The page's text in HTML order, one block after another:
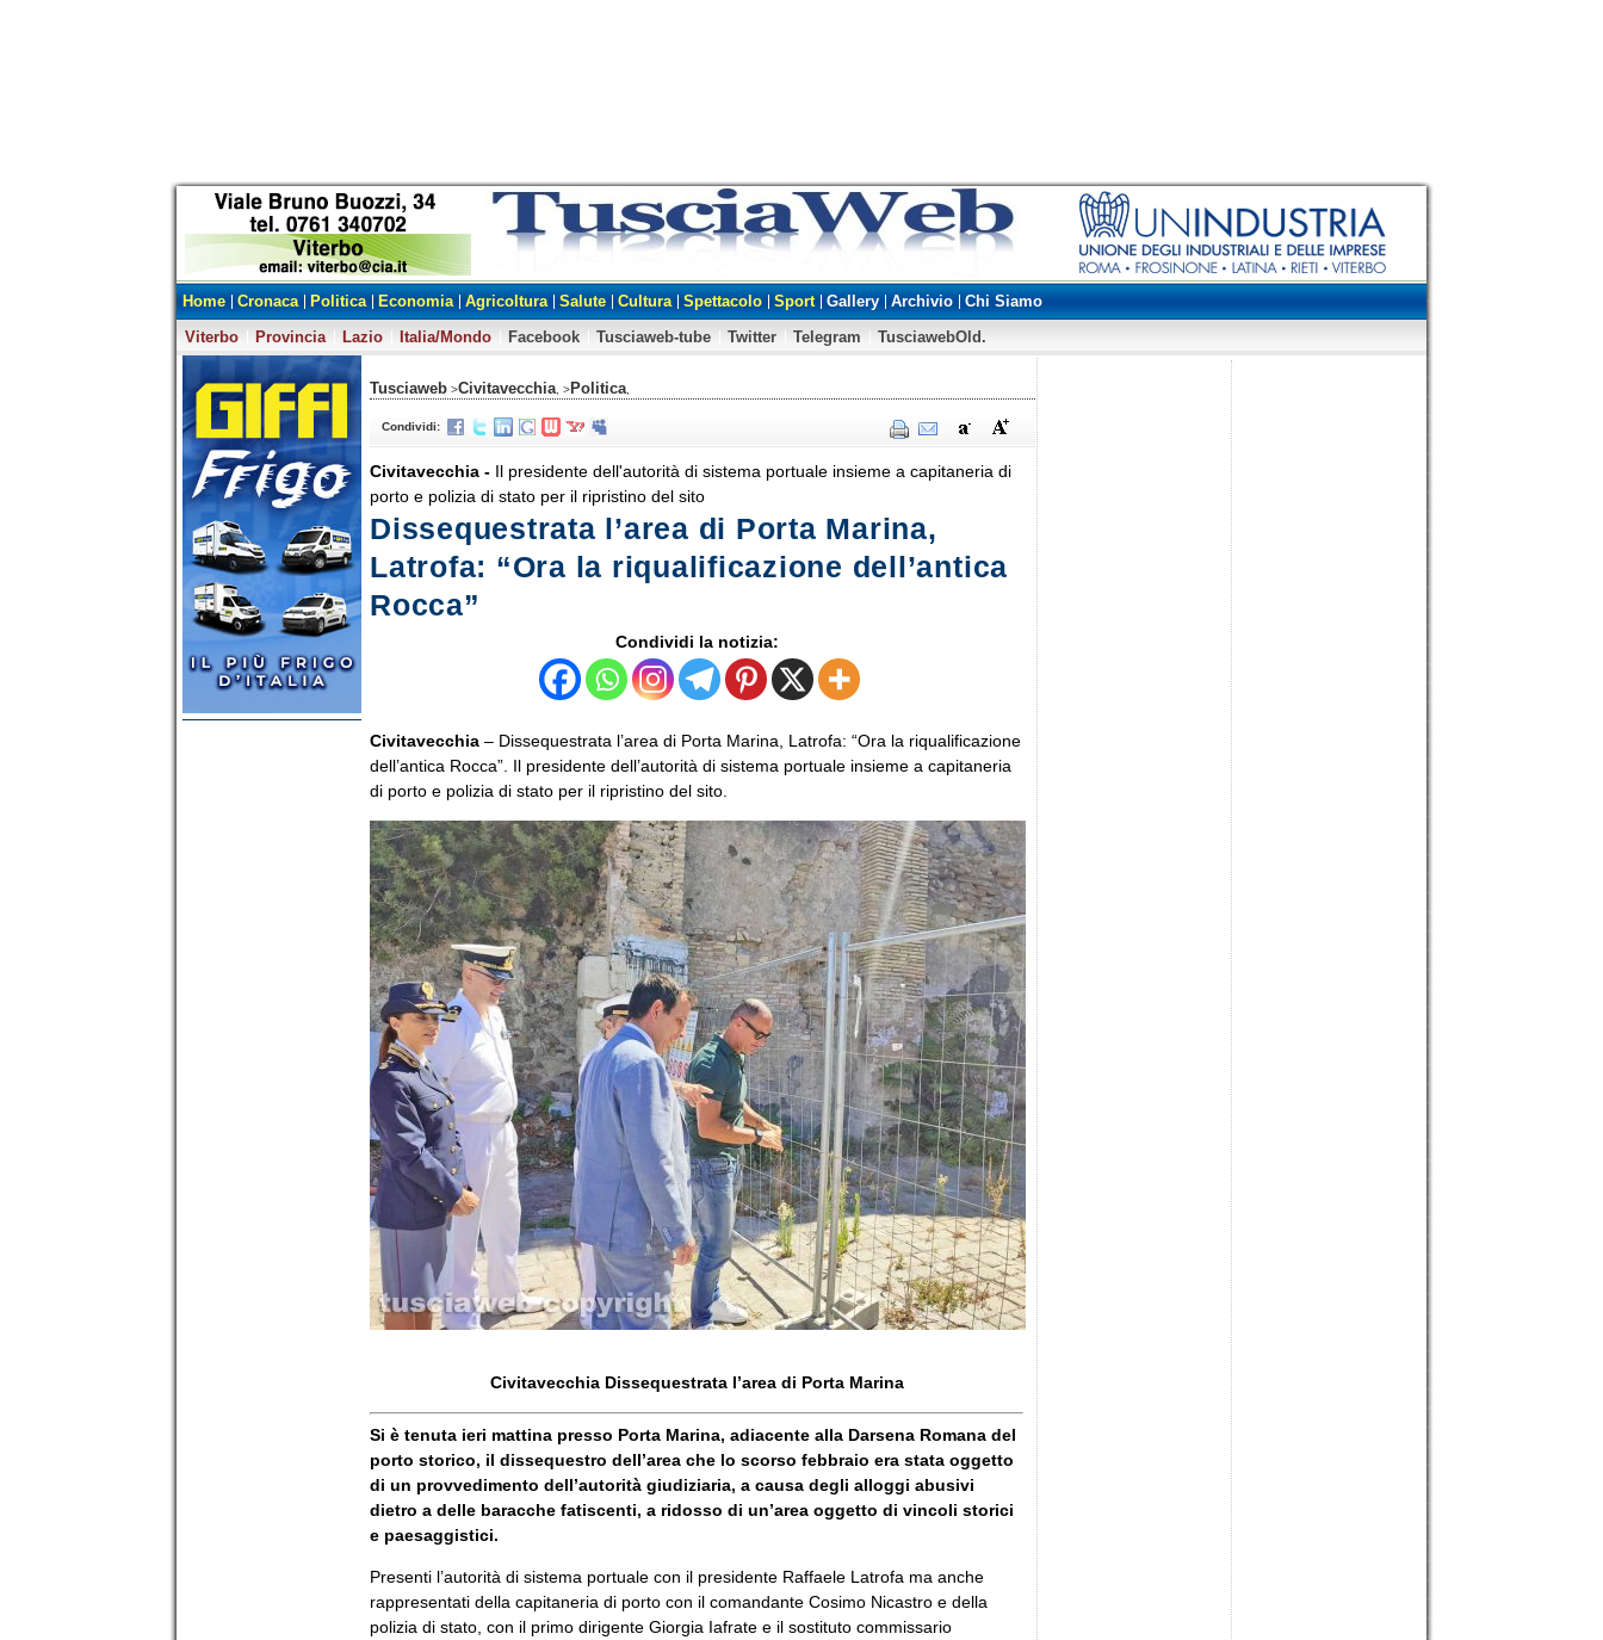
Home Cronaca Politica Economia Agricoltura Salute Cultura Spettacolo Sport Gallery Archivio
Chi Siamo
Viterbo
Provincia Lazio Italia/Mondo Facebook Tusciaweb-tube Twitter Telegram TusciawebOld.
Tusciaweb >Civitavecchia , >Politica
Condividi:
Civitavecchia - Il presidente dell'autorità di sistema portuale insieme a capitaneria di
porto e polizia di stato per il ripristino del sito
Dissequestrata l’area di Porta Marina,
Latrofa: “Ora la riqualificazione dell’antica
Rocca”
Condividi la notizia:
Civitavecchia – Dissequestrata l’area di Porta Marina, Latrofa: “Ora la riqualificazione
dell’antica Rocca”. Il presidente dell’autorità di sistema portuale insieme a capitaneria
di porto e polizia di stato per il ripristino del sito.
Civitavecchia Dissequestrata l’area di Porta Marina
Si è tenuta ieri mattina presso Porta Marina, adiacente alla Darsena Romana del
porto storico, il dissequestro dell’area che lo scorso febbraio era stata oggetto
di un provvedimento dell’autorità giudiziaria, a causa degli alloggi abusivi
dietro a delle baracche fatiscenti, a ridosso di un’area oggetto di vincoli storici
e paesaggistici.
Presenti l’autorità di sistema portuale con il presidente Raffaele Latrofa ma anche
rappresentati della capitaneria di porto con il comandante Cosimo Nicastro e della
polizia di stato, con il primo dirigente Giorgia Iafrate e il sostituto commissario